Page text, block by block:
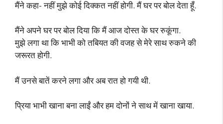
मैंने कहा- नहीं मुझे कोई दिक्कत नहीं होगी. मैं घर पर बोल देता हूँ.
मैंने अपने घर पर बोल दिया कि मैं आज दोस्त के घर रुकूंगा.
मुझे लगा था कि भाभी को तबियत की वजह से मेरे साथ रुकने की
जरूरत होगी.
मैं उनसे बातें करने लगा और अब रात हो गयी थी.
प्रिया भाभी खाना बना लाईं और हम दोनों ने साथ में खाना खाया.